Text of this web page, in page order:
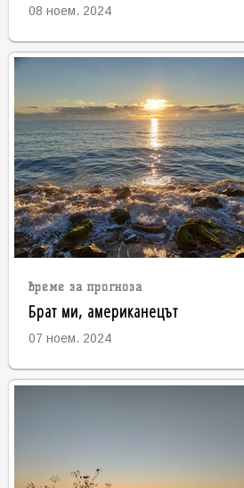
08 ноем. 2024
време за прогноза
Брат ми, американецът
07 ноем. 2024